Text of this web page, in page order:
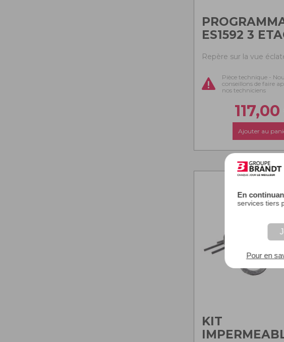
En
services tiers
Pour en
ES1592 3
Repère sur la vue
Pièce technique -
conseillons de faire
nos techniciens
117,00
Ajouter au
KIT